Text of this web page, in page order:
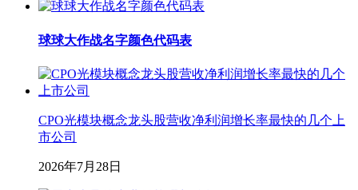
球球大作战名字颜色代码表
CPO光模块概念龙头股营收净利润增长率最快的几个上
市公司
2026年7月28日